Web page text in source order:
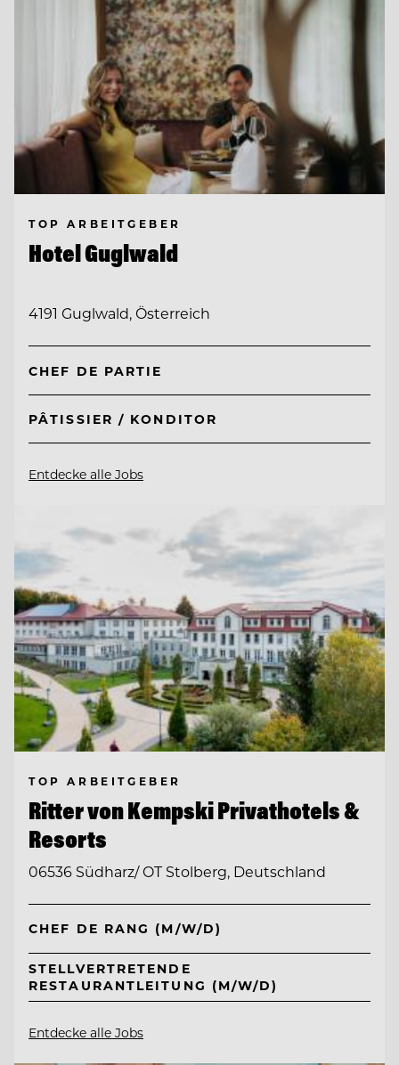
TOP ARBEITGEBER
Hotel Guglwald
4191 Guglwald, Österreich
CHEF DE PARTIE
PÂTISSIER / KONDITOR
Entdecke alle Jobs
TOP ARBEITGEBER
Ritter von Kempski Privathotels &
Resorts
06536 Südharz/ OT Stolberg, Deutschland
CHEF DE RANG (M/W/D)
STELLVERTRETENDE
RESTAURANTLEITUNG (M/W/D)
Entdecke alle Jobs